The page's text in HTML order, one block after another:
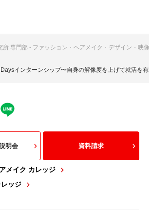
所 専門部 - ファッション・ヘアメイク・デザイン・映
インターンシップ〜自身の解像度を上げて就活を
メイク カレッジ
ッジ
明会 資料請求